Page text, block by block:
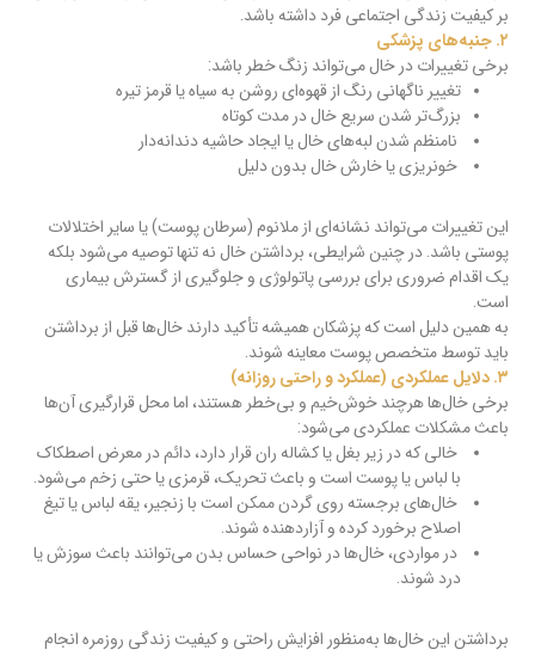
بر کیفیت زندگی اجتماعی فرد داشته باشد.
۲. جنبه‌های پزشکی
برخی تغییرات در خال می‌تواند زنگ خطر باشد:
تغییر ناگهانی رنگ از قهوه‌ای روشن به سیاه یا قرمز تیره
بزرگ‌تر شدن سریع خال در مدت کوتاه
نامنظم شدن لبه‌های خال یا ایجاد حاشیه دندانه‌دار
خونریزی یا خارش خال بدون دلیل
این تغییرات می‌تواند نشانه‌ای از ملانوم (سرطان پوست) یا سایر اختلالات
پوستی باشد. در چنین شرایطی، برداشتن خال نه تنها توصیه می‌شود بلکه
یک اقدام ضروری برای بررسی پاتولوژی و جلوگیری از گسترش بیماری
است.
به همین دلیل است که پزشکان همیشه تأکید دارند خال‌ها قبل از برداشتن
باید توسط متخصص پوست معاینه شوند.
۳. دلایل عملکردی (عملکرد و راحتی روزانه)
برخی خال‌ها هرچند خوش‌خیم و بی‌خطر هستند، اما محل قرارگیری آن‌ها
باعث مشکلات عملکردی می‌شود:
خالی که در زیر بغل یا کشاله ران قرار دارد، دائم در معرض اصطکاک
با لباس یا پوست است و باعث تحریک، قرمزی یا حتی زخم می‌شود.
خال‌های برجسته روی گردن ممکن است با زنجیر، یقه لباس یا تیغ
اصلاح برخورد کرده و آزاردهنده شوند.
در مواردی، خال‌ها در نواحی حساس بدن می‌توانند باعث سوزش یا
درد شوند.
برداشتن این خال‌ها به‌منظور افزایش راحتی و کیفیت زندگی روزمره انجام